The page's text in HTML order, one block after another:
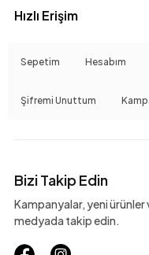
Hızlı Erişim
Sepetim Hesabım
Şifremi Unuttum
Bizi Takip Edin
Kampanyalar, yeni
medyada takip edin.